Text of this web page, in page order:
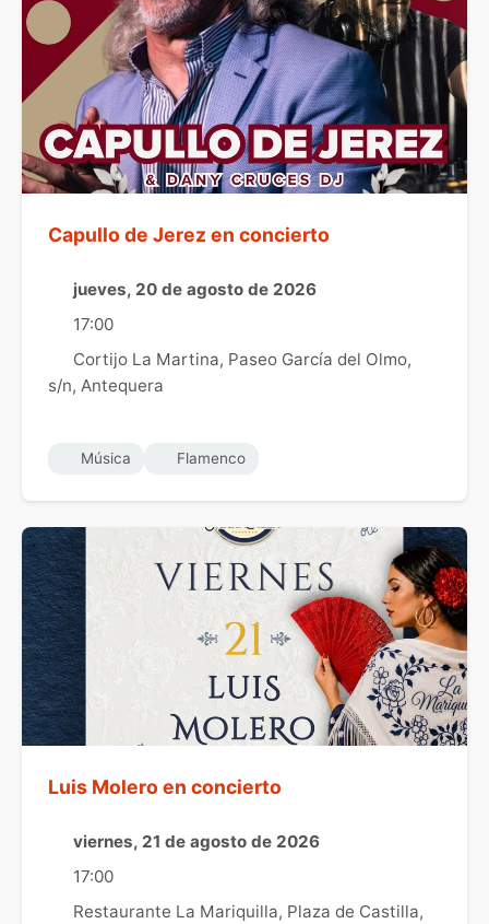
Capullo de Jerez en concierto
jueves, 20 de agosto de 2026
17:00
Cortijo La Martina, Paseo García del Olmo,
s/n, Antequera
Música Flamenco
Luis Molero en concierto
viernes, 21 de agosto de 2026
17:00
Restaurante La Mariquilla, Plaza de Castilla,